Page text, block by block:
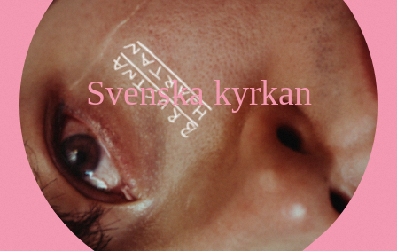
Svenska kyrkan